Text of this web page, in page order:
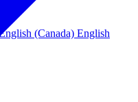
English (Canada) English